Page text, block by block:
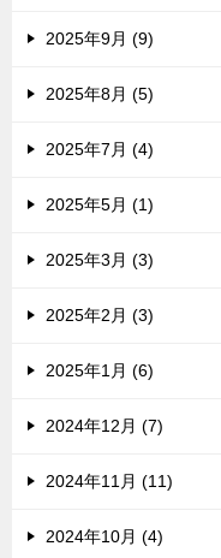
2025年9月 (9)
2025年8月 (5)
2025年7月 (4)
2025年5月 (1)
2025年3月 (3)
2025年2月 (3)
2025年1月 (6)
2024年12月 (7)
2024年11月 (11)
2024年10月 (4)